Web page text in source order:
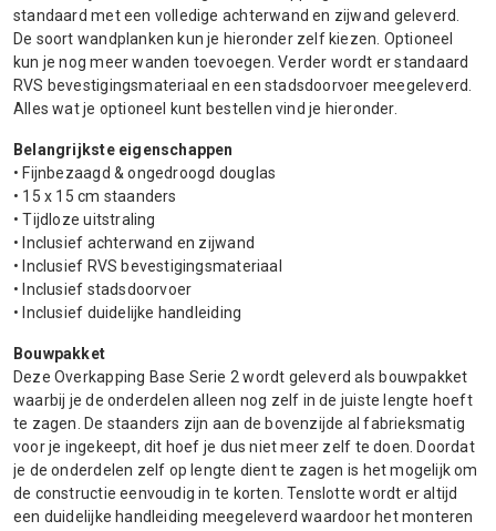
standaard met een volledige achterwand en zijwand geleverd.
De soort wandplanken kun je hieronder zelf kiezen. Optioneel
kun je nog meer wanden toevoegen. Verder wordt er standaard
RVS bevestigingsmateriaal en een stadsdoorvoer meegeleverd.
Alles wat je optioneel kunt bestellen vind je hieronder.
Belangrijkste eigenschappen
• Fijnbezaagd & ongedroogd douglas
• 15 x 15 cm staanders
• Tijdloze uitstraling
• Inclusief achterwand en zijwand
• Inclusief RVS bevestigingsmateriaal
• Inclusief stadsdoorvoer
• Inclusief duidelijke handleiding
Bouwpakket
Deze Overkapping Base Serie 2 wordt geleverd als bouwpakket
waarbij je de onderdelen alleen nog zelf in de juiste lengte hoeft
te zagen. De staanders zijn aan de bovenzijde al fabrieksmatig
voor je ingekeept, dit hoef je dus niet meer zelf te doen. Doordat
je de onderdelen zelf op lengte dient te zagen is het mogelijk om
de constructie eenvoudig in te korten. Tenslotte wordt er altijd
een duidelijke handleiding meegeleverd waardoor het monteren